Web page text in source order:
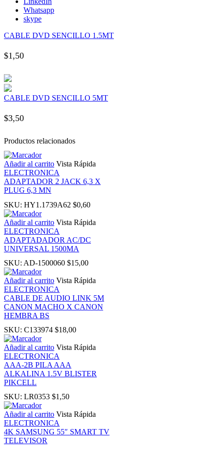
panel
panel
panel
panel
panel
panel
panel
panel
Panel
Panel
Panel
Panel
Whatsapp
skype
CABLE DVD SENCILLO 1.5MT
$1,50
CABLE DVD SENCILLO 5MT
$3,50
Productos relacionados
Añadir al carrito Vista Rápida
ELECTRONICA
ADAPTADOR 2 JACK 6,3 X
PLUG 6,3 MN
SKU: HY1.1739A62 $0,60
Añadir al carrito Vista Rápida
ELECTRONICA
ADAPTADADOR AC/DC
UNIVERSAL 1500MA
SKU: AD-1500060 $15,00
Añadir al carrito Vista Rápida
ELECTRONICA
CABLE DE AUDIO LINK 5M
CANON MACHO X CANON
HEMBRA BS
SKU: C133974 $18,00
Añadir al carrito Vista Rápida
ELECTRONICA
AAA-2B PILA AAA
ALKALINA 1.5V BLISTER
PIKCELL
SKU: LR0353 $1,50
Añadir al carrito Vista Rápida
ELECTRONICA
4K SAMSUNG 55″ SMART TV
TELEVISOR